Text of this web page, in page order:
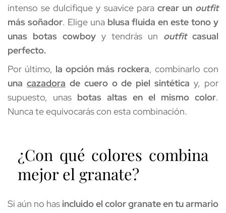
intenso se dulcifique y suavice para crear un outfit
más soñador. Elige una blusa fluida en este tono y
unas botas cowboy y tendrás un outfit casual
perfecto.
Por último, la opción más rockera
una cazadora de cuero o de piel sintética y, por
supuesto, unas botas altas en el mismo color.
Nunca te equivocarás con esta combinación.
¿Con qué colores combina
mejor el granate?
Si aún no has incluido el color granate en tu armario